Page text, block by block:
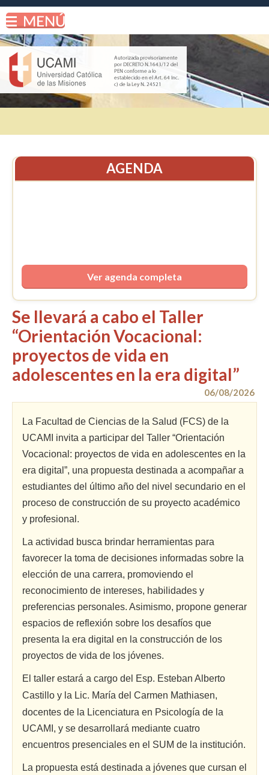
Se llevará a cabo el Taller
“Orientación Vocacional:
proyectos de vida en
adolescentes en la era digital”
06/08/2026
La Facultad de Ciencias de la Salud (FCS) de la
UCAMI invita a participar del Taller “Orientación
Vocacional: proyectos de vida en adolescentes en la
era digital”, una propuesta destinada a acompañar a
estudiantes del último año del nivel secundario en el
proceso de construcción de su proyecto académico
y profesional.
La actividad busca brindar herramientas para
favorecer la toma de decisiones informadas sobre la
elección de una carrera, promoviendo el
reconocimiento de intereses, habilidades y
preferencias personales. Asimismo, propone generar
espacios de reflexión sobre los desafíos que
presenta la era digital en la construcción de los
proyectos de vida de los jóvenes.
El taller estará a cargo del Esp. Esteban Alberto
Castillo y la Lic. María del Carmen Mathiasen,
docentes de la Licenciatura en Psicología de la
UCAMI, y se desarrollará mediante cuatro
encuentros presenciales en el SUM de la institución.
La propuesta está destinada a jóvenes que cursan el
AGENDA
Ver agenda completa